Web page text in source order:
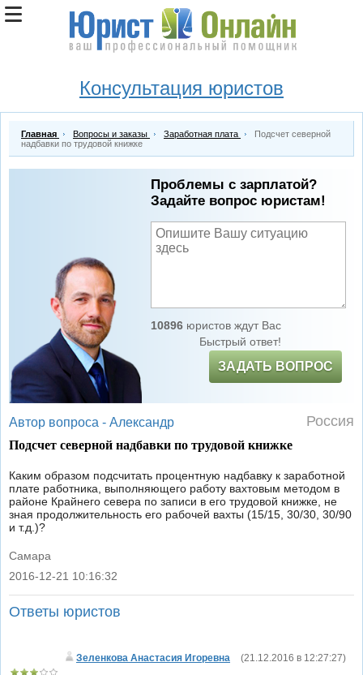
Консультация юристов
Главная Вопросы и заказы Заработная плата
Подсчет северной
надбавки по трудовой книжке
Проблемы с зарплатой?
Задайте вопрос юристам!
10896юристов ждут Вас
Быстрый ответ!
ЗАДАТЬ ВОПРОС
Автор вопроса - Александр Россия
Подсчет северной надбавки по трудовой книжке
Каким образом подсчитать процентную надбавку к заработной
плате работника, выполняющего работу вахтовым методом в
районе Крайнего севера по записи в его трудовой книжке, не
зная продолжительность его рабочей вахты (15/15, 30/30, 30/90
и т.д.)?
Самара
|
2016-12-21 10:16:32
Ответы юристов
Зеленкова Анастасия Игоревна (21.12.2016 в 12:27:27)